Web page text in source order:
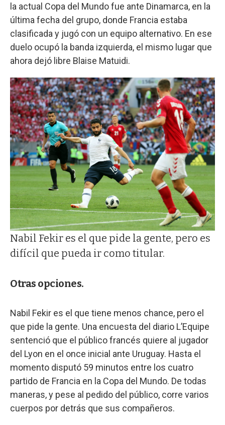
la actual Copa del Mundo fue ante Dinamarca, en la
última fecha del grupo, donde Francia estaba
clasificada y jugó con un equipo alternativo. En ese
duelo ocupó la banda izquierda, el mismo lugar que
ahora dejó libre Blaise Matuidi.
Nabil Fekir es el que pide la gente, pero es
difícil que pueda ir como titular.
Otras opciones.
Nabil Fekir es el que tiene menos chance, pero el
que pide la gente. Una encuesta del diario L’Equipe
sentenció que el público francés quiere al jugador
del Lyon en el once inicial ante Uruguay. Hasta el
momento disputó 59 minutos entre los cuatro
partido de Francia en la Copa del Mundo. De todas
maneras, y pese al pedido del público, corre varios
cuerpos por detrás que sus compañeros.